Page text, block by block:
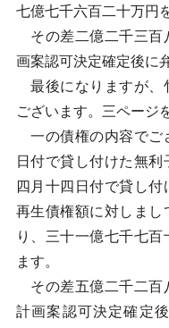
七億七千六百二十万円
その差二億二千三百
画案認可決定確定後に
最後になりますが、
ございます。三ページ
一の債権の内容でご
日付で貸し付けた無
四月十四日付で貸し
再生債権額に対しまし
り、三十一億七千七
ます。
その差五億二千二百
計画案認可決定確定